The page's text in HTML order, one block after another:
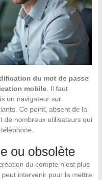
du mot de passe
mobile. Il faut
un navigateur sur
Ce point, absent de la
de nombreux utilisateurs qui
ou obsolète
du compte n’est plus
intervenir pour la mettre